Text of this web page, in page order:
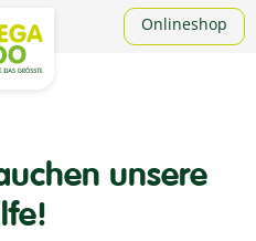
Onlineshop
unsere